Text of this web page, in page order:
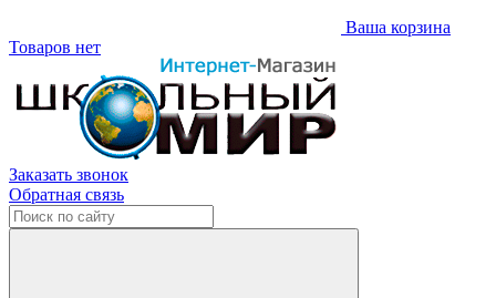
Ваша корзина
Товаров нет
Заказать звонок
Обратная связь